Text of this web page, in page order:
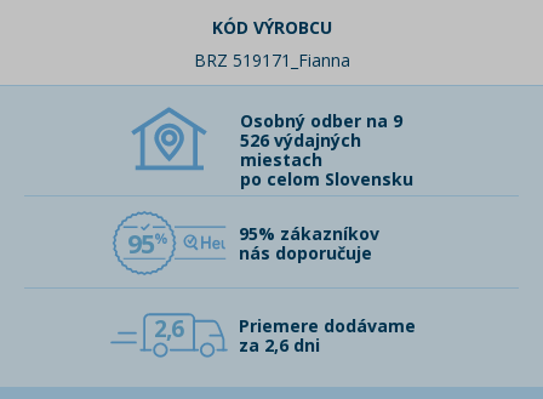
KÓD VÝROBCU
BRZ 519171_Fianna
Osobný odber na 9
526 výdajných
miestach
po celom Slovensku
95
95% zákazníkov
nás doporučuje
2,6
Priemere dodávame
za 2,6 dni